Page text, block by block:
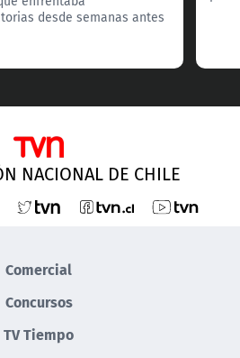
desde semanas antes
NACIONAL DE CHILE
Comercial
Concursos
TV Tiempo